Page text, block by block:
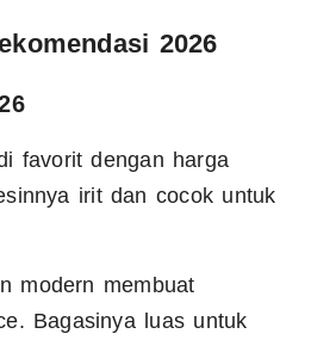
2026
favorit dengan harga
irit dan cocok untuk
modern membuat
Bagasinya luas untuk